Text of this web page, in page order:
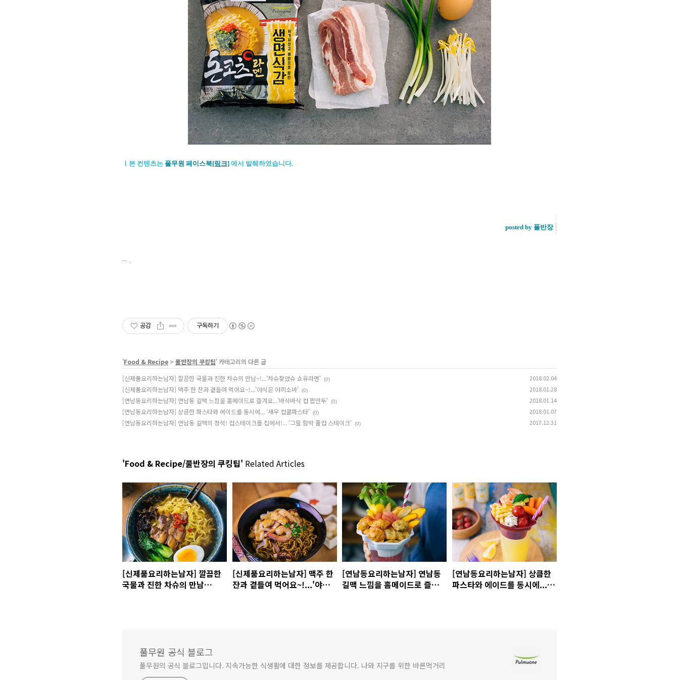
본 컨텐츠는 풀무원 페이스북[링크] 에서 발췌하였습니다.
posted by 풀반장
.
공감 구독하기
'Food & Recipe > 풀반장의 쿠킹팁' 카테고리의 다른 글
[신제품요리하는남자] 깔끔한 국물과 진한 차슈의 만남~!...'차슈찾았슈 쇼유라멘'
(0) 2018.02.04
[신제품요리하는남자] 맥주 한 잔과 곁들여 먹어요~!...'야식은 야끼소바' (0) 2018.01.28
[연남동요리하는남자] 연남동 길맥 느낌을 홈메이드로 즐겨요...'바삭바삭 컵 팝만두' (0) 2018.01.14
[연남동요리하는남자] 상큼한 파스타와 에이드를 동시에... '새우 컵쿨파스타' (0) 2018.01.07
[연남동요리하는남자] 연남동 길맥의 정석! 컵스테이크를 집에서!... '그릴 함박 풀컵 스테이크' (0) 2017.12.31
'Food & Recipe/풀반장의 쿠킹팁' Related Articles
[신제품요리하는남자] 깔끔한
국물과 진한 차슈의 만남
[신제품요리하는남자] 맥주 한
잔과 곁들여 먹어요~!...'야식
[연남동요리하는남자] 연남동
길맥 느낌을 홈메이드로 즐겨
[연남동요리하는남자] 상큼한
파스타와 에이드를 동시에...
풀무원 공식 블로그
풀무원의 공식 블로그입니다. 지속가능한 식생활에 대한 정보를 제공합니다. 나와 지구를 위한 바른먹거리